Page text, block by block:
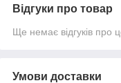
Відгуки про товар
Ще немає відгуків про
Умови доставки